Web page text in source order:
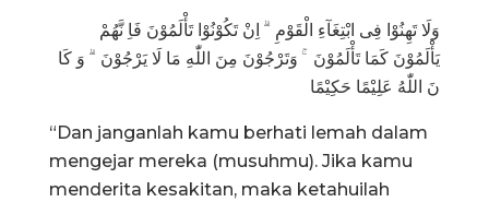
وَلَا تَهِنُوْا فِى ابْتِغَآءِ الْقَوْمِ ۗ اِنْ تَكُوْنُوْا تَأْلَمُوْنَ فَاِ نَّهُمْ
يَأْلَمُوْنَ كَمَا تَأْلَمُوْنَ ۚ وَتَرْجُوْنَ مِنَ اللّٰهِ مَا لَا يَرْجُوْنَ ۗ وَ كَا
نَ اللّٰهُ عَلِيْمًا حَكِيْمًا
“Dan janganlah kamu berhati lemah dalam
mengejar mereka (musuhmu). Jika kamu
menderita kesakitan, maka ketahuilah